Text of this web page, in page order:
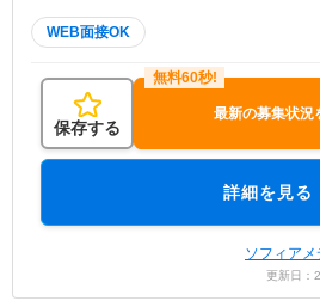
WEB面接OK
保存する
最新の募集状況
詳細を見る
ソフィア
更新日